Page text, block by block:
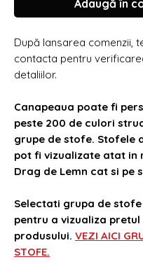
Adaugă în
După lansarea comenzii,
contacta pentru
detaliilor.
Canapeaua poate fi
peste 200 de culori
grupe de stofe. Stofele
pot fi vizualizate atat in
Drag de Lemn cat si pe
Selectati grupa de
pentru a vizualiza pretul
produsului. VEZI AICI
STOFE.